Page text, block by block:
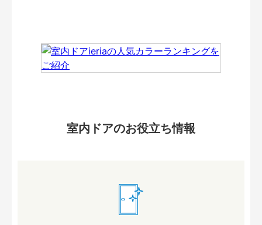
室内ドアのお役立ち情報